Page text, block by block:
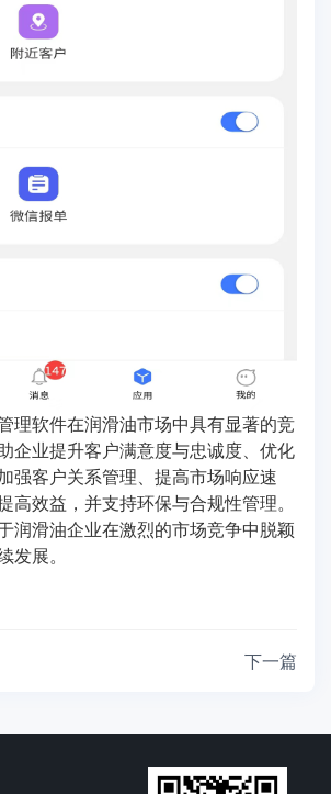
理软件在润滑油市场中具有显著的竞
企业提升客户满意度与忠诚度、优化
强客户关系管理、提高市场响应速
高效益，并支持环保与合规性管理。
润滑油企业在激烈的市场竞争中脱颖
发展。
下一篇